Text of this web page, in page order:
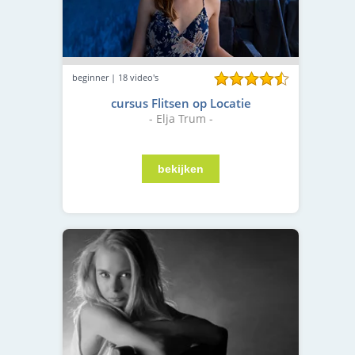
beginner | 18 video's
cursus Flitsen op Locatie
- Elja Trum -